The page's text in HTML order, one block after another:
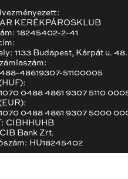
KERÉKPÁROSKLUB
18245402-2-41
1133 Budapest, Kárpát u. 48.
48619307-51100005
0488 4861 9307 5110
1070 0488 4861 9307 5000
CIBHHUHB
Bank Zrt.
HU18245402